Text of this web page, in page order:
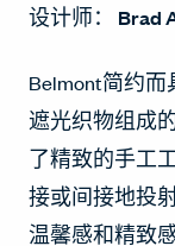
设计师： Brad
Belmont简约
遮光织物组成
了精致的手工
接或间接地投
温馨感和精致